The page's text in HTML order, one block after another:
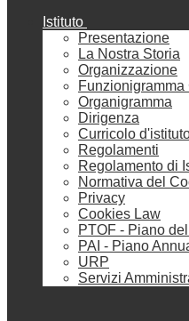
Istituto
Presentazione
La Nostra Storia
Organizzazione
Funzionigramma
Organigramma
Dirigenza
Curricolo
Regolamenti
Regolamento di
Normativa del
Privacy
Cookies Law
PTOF - Piano
PAI - Piano
URP
Servizi